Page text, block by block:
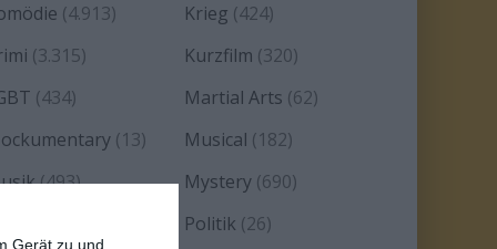
Gerät zu und
(4.913) Krieg (424)
(3.315) Kurzfilm (320)
(434) Martial Arts (62)
(13) Musical (182)
(493) Mystery (690)
Politik (26)